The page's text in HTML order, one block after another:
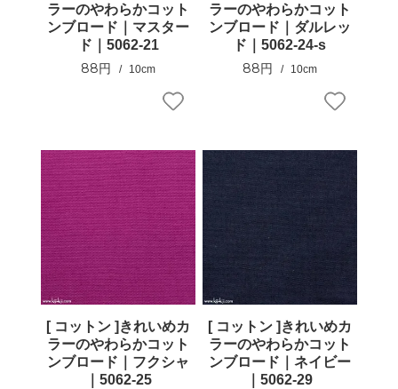
ラーのやわらかコット
ンブロード｜マスター
ド｜5062-21
88円 10cm
ラーのやわらかコット
ンブロード｜ダルレッ
ド｜5062-24-s
88円 10cm
[ コットン ]きれいめカ
ラーのやわらかコット
ンブロード｜フクシャ
｜5062-25
[ コットン ]きれいめカ
ラーのやわらかコット
ンブロード｜ネイビー
｜5062-29